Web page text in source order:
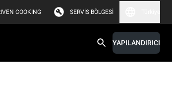
COOKING SERVIS BÖLGESI
YAPILANDIRICI